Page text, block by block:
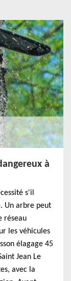
à
s'il
Un arbre peut
réseau
les véhicules
élagage 45
Jean Le
avec la